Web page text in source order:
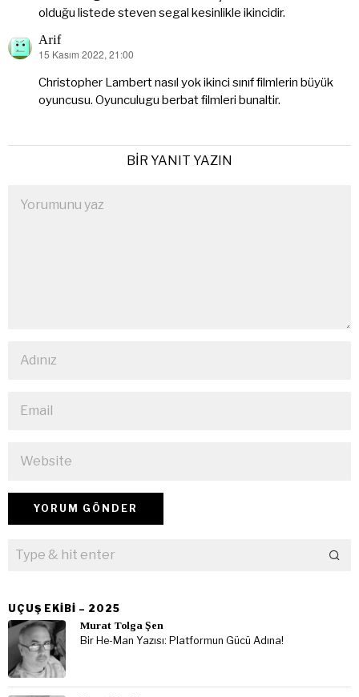
olduğu listede steven segal kesinlikle ikincidir.
Arif
dedi
15 Kasım 2022, 21:00
Christopher Lambert nasıl yok ikinci sınıf filmlerin büyük
oyuncusu. Oyunculugu berbat filmleri bunaltir.
BIR YANIT YAZIN
UÇUŞ EKIBI – 2025
Murat Tolga Şen
Bir He-Man Yazısı: Platformun Gücü Adına!